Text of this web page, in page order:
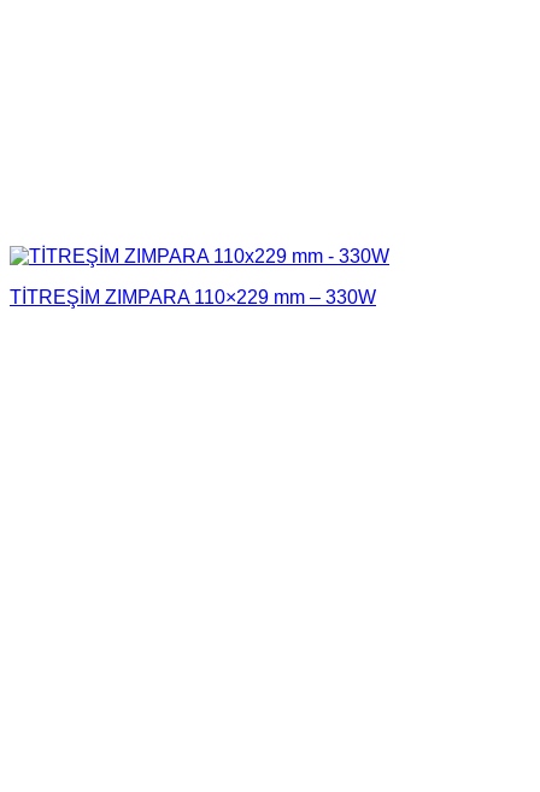
TİTREŞİM ZIMPARA 110×229 mm – 330W